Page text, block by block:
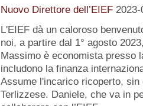
Nuovo Direttore dell’EIEF 2023-
L'EIEF dà un caloroso
noi, a partire dal 1° agosto
Massimo è economista presso
includono la finanza
Assume l'incarico ricoperto, sin
Terlizzese. Daniele, che va in